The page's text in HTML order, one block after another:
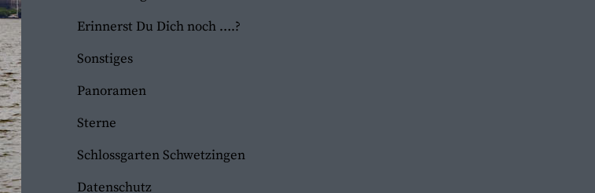
Erinnerst Du Dich noch ….?
Sonstiges
Panoramen
Sterne
Schlossgarten Schwetzingen
Datenschutz